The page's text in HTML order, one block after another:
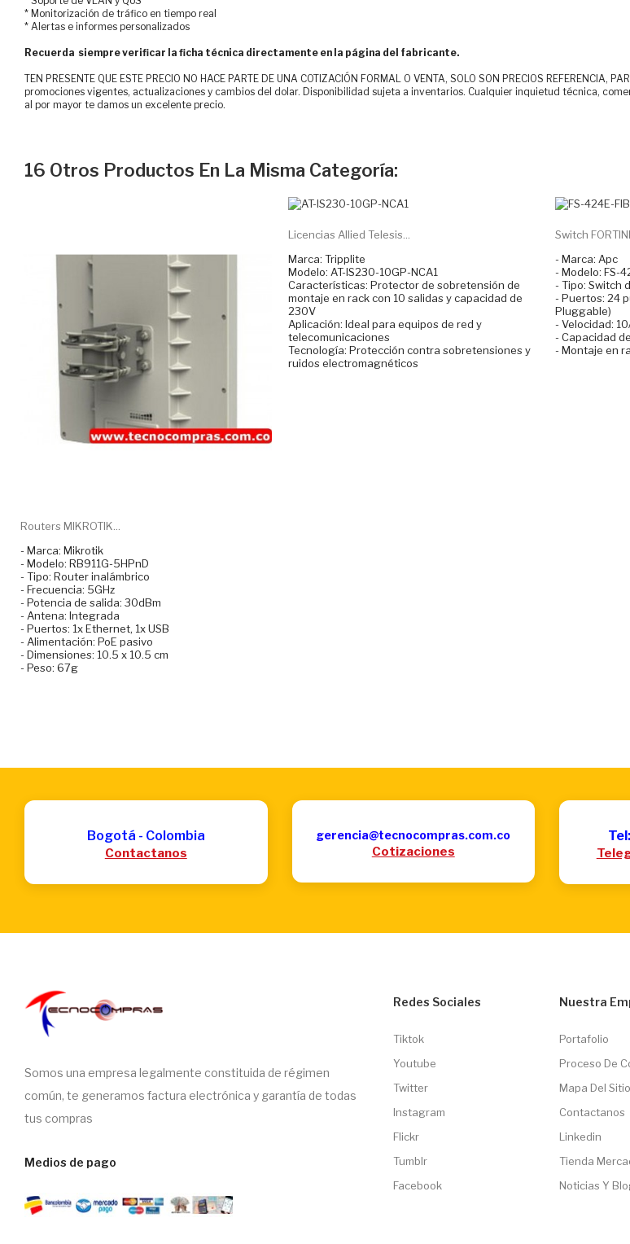
* Monitorización de tráfico en tiempo real
* Alertas e informes personalizados
Recuerda siempre verificar la ficha técnica directamente en la página del fabricante.
TEN PRESENTE QUE ESTE PRECIO NO HACE PARTE DE UNA COTIZACIÓN FORMAL O VENTA, SOLO SON PRECIOS
promociones vigentes, actualizaciones y cambios del dolar. Disponibilidad sujeta a inventarios. Cualquier inquietud técnica,
al por mayor te damos un excelente precio.
16 Otros Productos En La Misma Categoría:
Routers MIKROTIK...
- Marca: Mikrotik
- Modelo: RB911G-5HPnD
- Tipo: Router inalámbrico
- Frecuencia: 5GHz
- Potencia de salida: 30dBm
- Antena: Integrada
- Puertos: 1x Ethernet, 1x USB
- Alimentación: PoE pasivo
- Dimensiones: 10.5 x 10.5 cm
- Peso: 67g
Licencias Allied Telesis...
Marca: Tripplite
Modelo: AT-IS230-10GP-NCA1
Características: Protector de sobretensión de
montaje en rack con 10 salidas y capacidad de
230V
Aplicación: Ideal para equipos de red y
telecomunicaciones
Tecnología: Protección contra sobretensiones y
ruidos electromagnéticos
Switch
- Marca: Apc
- Modelo: FS-
- Tipo: Switch
- Puertos: 24
Pluggable)
- Velocidad:
- Capacidad
- Montaje en
Bogotá - Colombia
Contactanos
gerencia@tecnocompras.com.co
Cotizaciones
Somos una empresa legalmente constituida de régimen
común, te generamos factura electrónica y garantía de todas
tus compras
Medios de pago
Redes Sociales
Tiktok
Youtube
Twitter
Instagram
Flickr
Tumblr
Facebook
Nuestra
Portafolio
Proceso De
Mapa Del Sitio
Contactanos
Linkedin
Tienda
Noticias Y